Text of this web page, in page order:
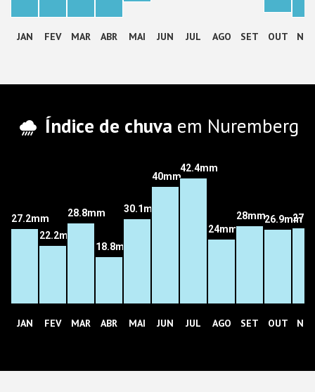
JAN FEV MAR ABR MAI JUN JUL AGO SET OUT NOV
Índice de chuva em Nuremberg
27.2mm
JAN
22.2mm
FEV
28.8mm
MAR
18.8mm
ABR
30.1mm
MAI
40mm
JUN
42.4mm
JUL
24mm
AGO
28mm
SET
26.9mm
OUT NOV